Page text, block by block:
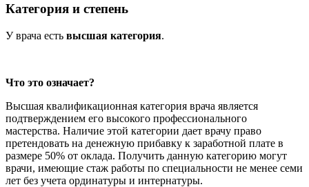
Категория и степень
У врача есть высшая категория.
Что это означает?
Высшая квалификационная категория врача является
подтверждением его высокого профессионального
мастерства. Наличие этой категории дает врачу право
претендовать на денежную прибавку к заработной плате в
размере 50% от оклада. Получить данную категорию могут
врачи, имеющие стаж работы по специальности не менее семи
лет без учета ординатуры и интернатуры.